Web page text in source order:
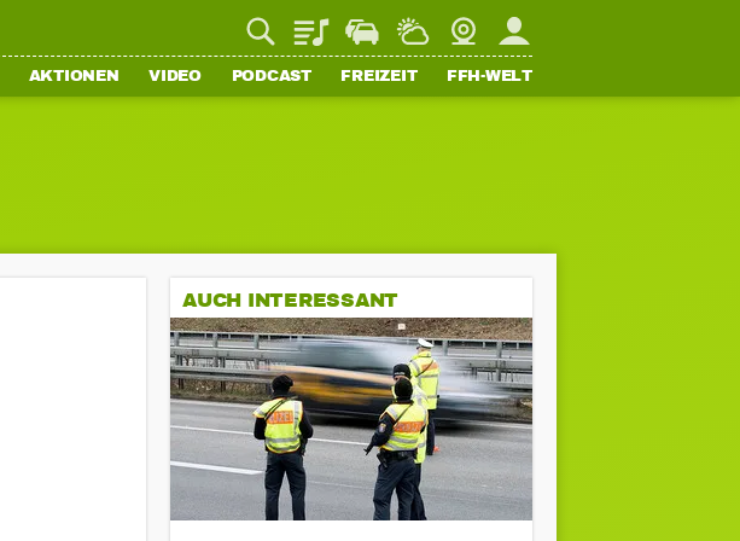
PlaylistStaupilotWetterWebcamMein FFH
AKTIONEN VIDEO PODCAST FREIZEIT FFH-WELT
AUCH INTERESSANT